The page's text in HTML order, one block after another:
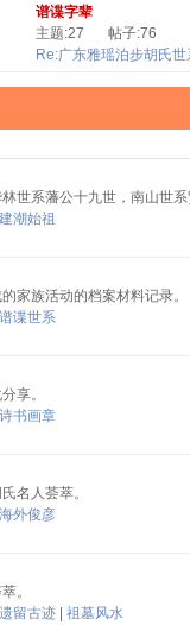
谱谍字辈
主题:27
帖子:76
Re:广东雅瑶泊步胡氏世
世系藩公十九世，南山世
建潮始祖
家族活动的档案材料记录。
谱谍世系
享。
诗书画章
名人荟萃。
海外俊彦
。
遗留古迹
祖墓风水